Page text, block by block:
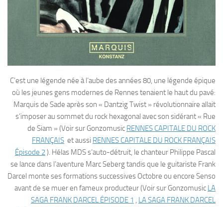
C’est une légende née à l’aube des années 80, une légende épique
où les jeunes gens modernes de Rennes tenaient le haut du pavé:
Marquis de Sade après son « Dantzig Twist » révolutionnaire allait
s’imposer au sommet du rock hexagonal avec son sidérant « Rue
de Siam » (Voir sur Gonzomusic RENNES CAPITALE DU ROCK
FRANÇAIS et aussi RENNES CAPITALE DU ROCK FRANÇAIS
Épisode 2 ). Hélas MDS s’auto-détruit, le chanteur Philippe Pascal
se lance dans l’aventure Marc Seberg tandis que le guitariste Frank
Darcel monte ses formations successives Octobre ou encore Senso
avant de se muer en fameux producteur (Voir sur Gonzomusic LA
SAGA FRANK DARCEL ÉPISODE 1 , LA SAGA FRANK DARCEL